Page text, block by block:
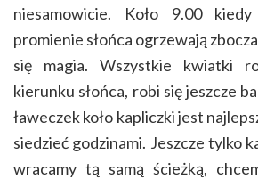
niesamowicie. Koło 9.00
promienie słońca ogrzewają
się magia. Wszystkie kwiatki
kierunku słońca, robi się jeszcze
ławeczek koło kapliczki jest
siedzieć godzinami. Jeszcze tylko
wracamy tą samą ścieżką,